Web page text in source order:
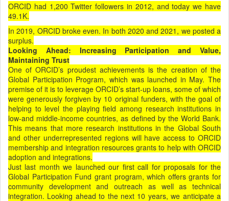
ORCID had 1,200 Twitter followers in 2012, and today we have
49.1K.
In 2019, ORCID broke even. In both 2020 and 2021, we posted a
surplus.
Looking Ahead: Increasing Participation and Value,
Maintaining Trust
One of ORCID’s proudest achievements is the creation of the
Global Participation Program, which was launched in May. The
premise of it is to leverage ORCID’s start-up loans, some of which
were generously forgiven by 10 original funders, with the goal of
helping to level the playing field among research institutions in
low-and middle-income countries, as defined by the World Bank.
This means that more research institutions in the Global South
and other underrepresented regions will have access to ORCID
membership and integration resources grants to help with ORCID
adoption and integrations.
Just last month we launched our first call for proposals for the
Global Participation Fund grant program, which offers grants for
community development and outreach as well as technical
integration. Looking ahead to the next 10 years, we anticipate a